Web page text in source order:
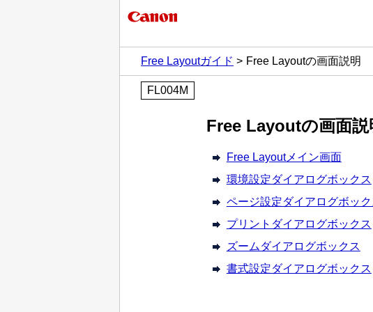
Free Layoutガイド
Free Layoutの画面説明
FL004M
Free Layoutの画面説
Free Layoutメイン画面
環境設定ダイアログボックス
ページ設定ダイアログボック
プリントダイアログボックス
ズームダイアログボックス
書式設定ダイアログボックス